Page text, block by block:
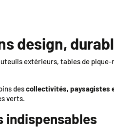
design,
extérieurs, tables de
descollectivités, paysagistes
verts.
indispensables